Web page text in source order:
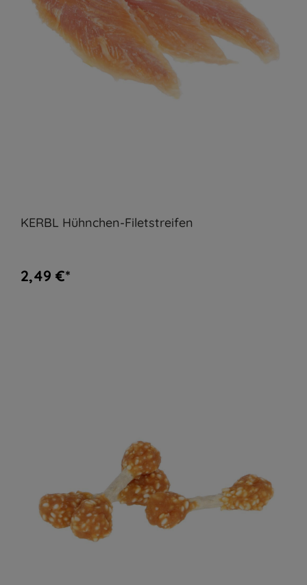
KERBL Hühnchen-Filetstreifen
2,49 €*